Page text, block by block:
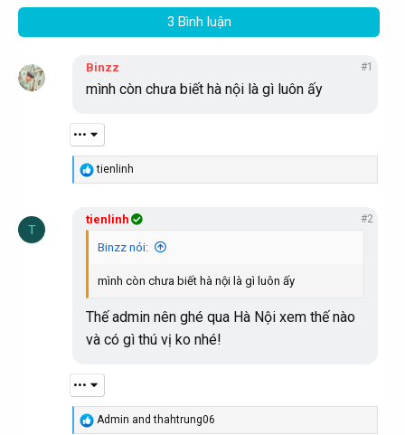
n
s
3 Bình luận
Binzz #1
mình còn chưa biết hà nội là gì luôn ấy
•••
R
e
t
i
o
s
tienlinh
T
tienlinh #2
Binzz nói:
mình còn chưa biết hà nội là gì luôn ấy
Thế admin nên ghé qua Hà Nội xem thế nào
và có gì thú vị ko nhé!
•••
R
Admin andthahtrung06